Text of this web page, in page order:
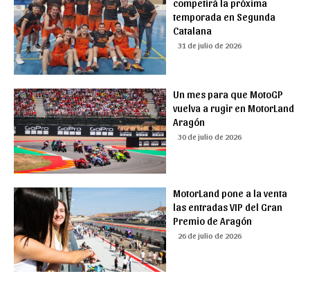
competirá la próxima
temporada en Segunda
Catalana
31 de julio de 2026
Un mes para que MotoGP
vuelva a rugir en MotorLand
Aragón
30 de julio de 2026
MotorLand pone a la venta
las entradas VIP del Gran
Premio de Aragón
26 de julio de 2026